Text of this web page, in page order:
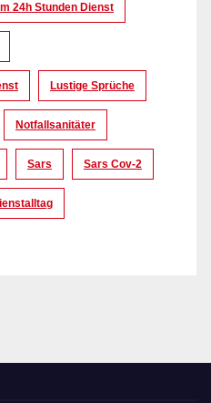
24h Stunden Dienst
Lustige Sprüche
Notfallsanitäter
Sars Sars Cov-2